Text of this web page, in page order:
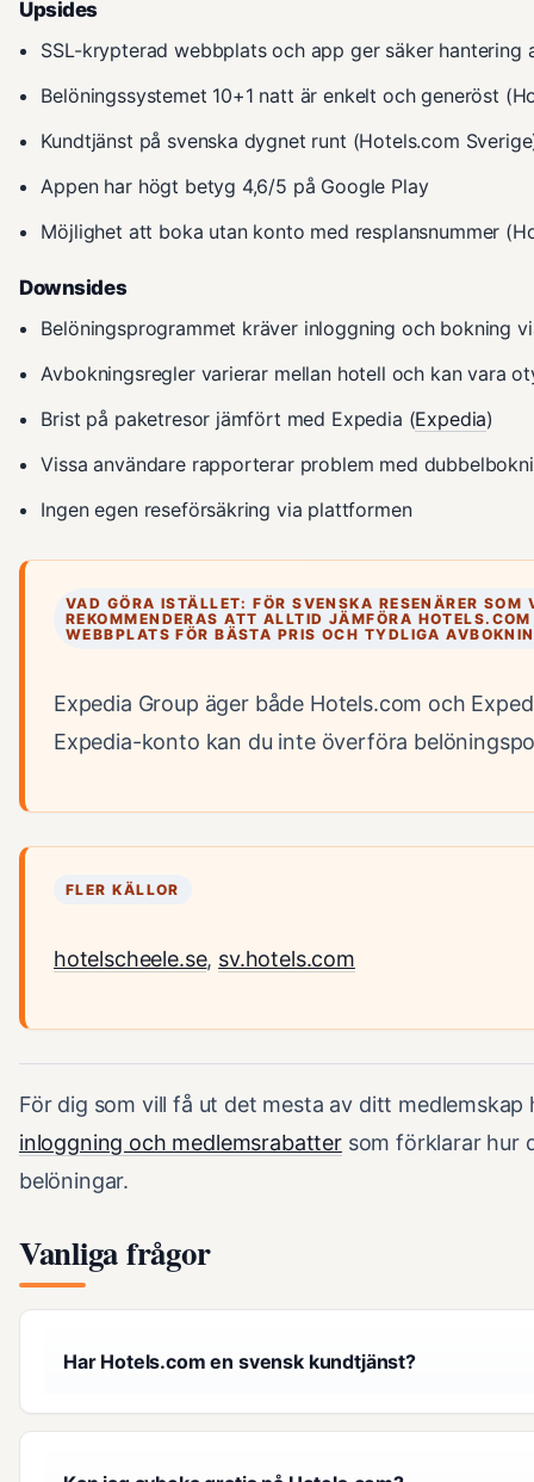
Upsides
SSL-krypterad webbplats och app ger säker
Belöningssystemet 10+1 natt är enkelt och generöst
Kundtjänst på svenska dygnet runt (Hotels.com
Appen har högt betyg 4,6/5 på Google Play
Möjlighet att boka utan konto med resplansnummer
Downsides
Belöningsprogrammet kräver inloggning och bokning
Avbokningsregler varierar mellan hotell och kan vara
Brist på paketresor jämfört med Expedia (Expedia)
Vissa användare rapporterar problem med
Ingen egen reseförsäkring via plattformen
VAD GÖRA ISTÄLLET: FÖR SVENSKA RESENÄRER
REKOMMENDERAS ATT ALLTID JÄMFÖRA
WEBBPLATS FÖR BÄSTA PRIS OCH TYDLIGA
Expedia Group äger både Hotels.com och
Expedia-konto kan du inte överföra
FLER KÄLLOR
hotelscheele.se, sv.hotels.com
För dig som vill få ut det mesta av ditt
inloggning och medlemsrabattersom förklarar hur
belöningar.
Vanliga frågor
Har Hotels.com en svensk kundtjänst?